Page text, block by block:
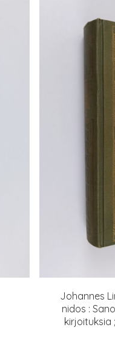
Johannes
nidos :
kirjoituksia